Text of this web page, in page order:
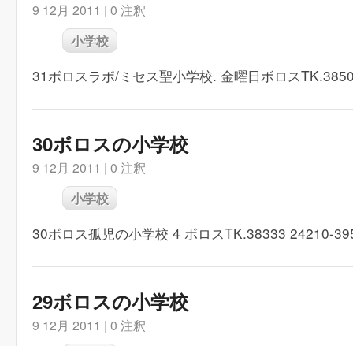
9 12月 2011 | 0 注釈
小学校
31ボロスラボ/ミセス聖小学校. 金曜日ボロス
30ボロスの小学校
9 12月 2011 | 0 注釈
小学校
30ボロス孤児の小学校 4 ボロスTK.38333 24210-
29ボロスの小学校
9 12月 2011 | 0 注釈